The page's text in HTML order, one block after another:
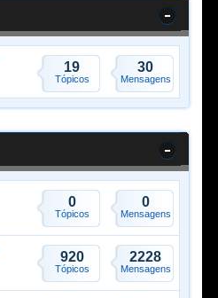
19
Tópicos
30
Mensagens
0
Tópicos
0
Mensagens
920
Tópicos
2228
Mensagens